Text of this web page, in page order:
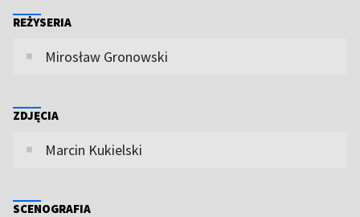
REŻYSERIA
Mirosław Gronowski
ZDJĘCIA
Marcin Kukielski
SCENOGRAFIA